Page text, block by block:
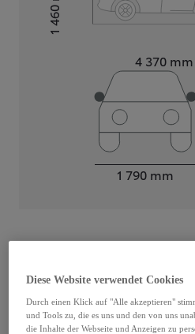
4 370 mm
Height1 460
1 790 mm
Zylinder
Leistung
Diese Website verwendet Cookies
Durch einen Klick auf "Alle akzeptieren"
und Tools zu, die es uns und den von uns
die Inhalte der Webseite und Anzeigen zu